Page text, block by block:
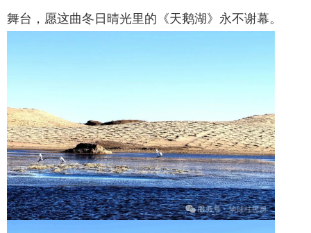
舞台，愿这曲冬日晴光里的《天鹅湖》永不谢幕。